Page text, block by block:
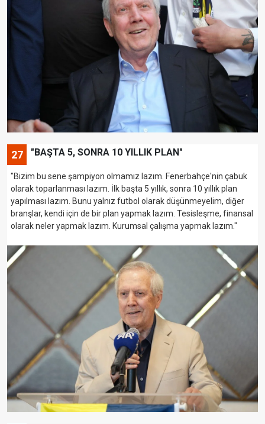
27 "BAŞTA 5, SONRA 10 YILLIK PLAN"
"Bizim bu sene şampiyon olmamız lazım. Fenerbahçe'nin çabuk
olarak toparlanması lazım. İlk başta 5 yıllık, sonra 10 yıllık plan
yapılması lazım. Bunu yalnız futbol olarak düşünmeyelim, diğer
branşlar, kendi için de bir plan yapmak lazım. Tesisleşme, finansal
olarak neler yapmak lazım. Kurumsal çalışma yapmak lazım."